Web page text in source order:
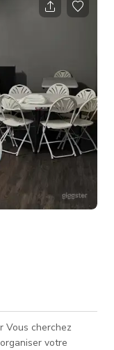
et micro-
places gratuites.
votre